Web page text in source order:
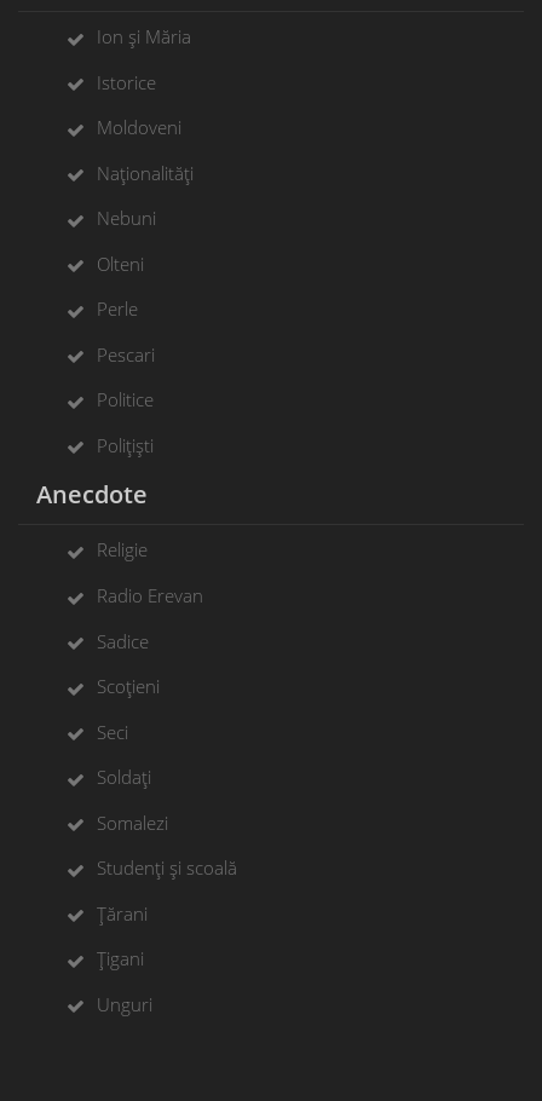
Ion și Măria
Istorice
Moldoveni
Naționalități
Nebuni
Olteni
Perle
Pescari
Politice
Polițiști
Anecdote
Religie
Radio Erevan
Sadice
Scoțieni
Seci
Soldați
Somalezi
Studenți și scoală
Țărani
Țigani
Unguri